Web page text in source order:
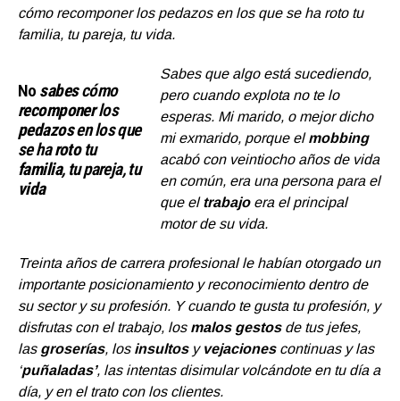
cómo recomponer los pedazos en los que se ha roto tu
familia, tu pareja, tu vida.
No sabescómo
recomponerlos
pedazosen los que
se harototu
familia, tu pareja, tu
vida
Sabes que algo está sucediendo,
pero cuando explota no te lo
esperas. Mi marido, o mejor dicho
mi exmarido, porque elmobbing
acabó con veintiocho años de vida
en común, era una persona para el
que eltrabajoera el principal
motor de su vida.
Treinta años de carrera profesional le habían otorgado un
importante posicionamiento y reconocimiento dentro de
su sector y su profesión. Y cuando te gusta tu profesión, y
disfrutas con el trabajo, los malos gestosde tus jefes,
las groserías, los insultosy vejacionescontinuas y las
‘puñaladas’, las intentas disimular volcándote en tu día a
día, y en el trato con los clientes.